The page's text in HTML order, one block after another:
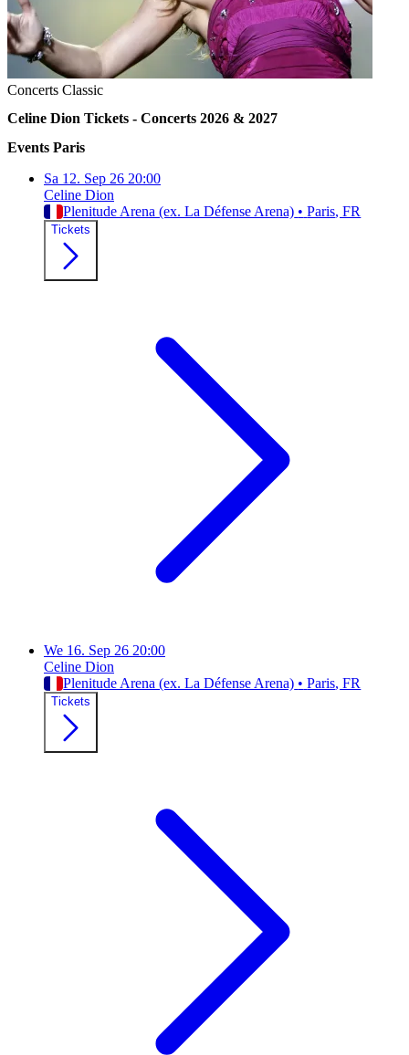
Concerts Classic
Celine Dion Tickets - Concerts 2026 & 2027
Events Paris
Sa 12. Sep 26 20:00
Celine Dion
Plenitude Arena (ex. La Défense Arena) • Paris, FR
Tickets
We 16. Sep 26 20:00
Celine Dion
Plenitude Arena (ex. La Défense Arena) • Paris, FR
Tickets